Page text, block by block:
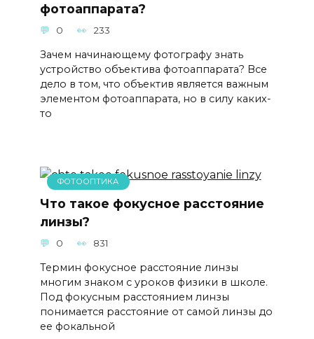
фотоаппарата?
0 233
Зачем начинающему фотографу знать
устройство объектива фотоаппарата? Все
дело в том, что объектив является важным
элементом фотоаппарата, но в силу каких-
то
ФОТООПТИКА
Что такое фокусное расстояние
линзы?
0 831
Термин фокусное расстояние линзы
многим знаком с уроков физики в школе.
Под фокусным расстоянием линзы
понимается расстояние от самой линзы до
ее фокальной